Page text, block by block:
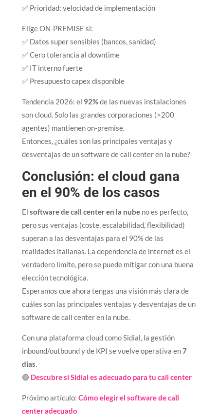
✅ Prioridad: velocidad de implementación
Elige ON-PREMISE si:
✅ Datos super sensibles (bancos, sanidad)
✅ Cero tolerancia al downtime
✅ IT interno fuerte
✅ Presupuesto capex disponible
Tendencia 2026: el 92%de las nuevas instalaciones
son cloud. Solo las grandes corporaciones (>200
agentes) mantienen on-premise.​
Entonces, ¿cuáles son las principales ventajas y
desventajas de un software de call center en la nube?
Conclusión: el cloud gana
en el 90% de los casos
El software de call center en la nubeno es perfecto,
pero sus ventajas (coste, escalabilidad, flexibilidad)
superan a las desventajas para el 90% de las
realidades italianas. La dependencia de internet es el
verdadero límite, pero se puede mitigar con una buena
elección tecnológica.
Esperamos que ahora tengas una visión más clara de
cuáles son las principales ventajas y desventajas de un
software de call center en la nube.
Con una plataforma cloud como Sidial, la gestión
inbound/outbound y de KPI se vuelve operativa en7
días.
🟣 Descubre si Sidial es adecuado para tu call center
Próximo artículo: Cómo elegir el software de call
center adecuado